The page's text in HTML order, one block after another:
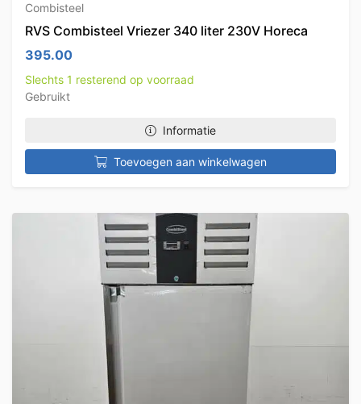
Combisteel
RVS Combisteel Vriezer 340 liter 230V Horeca
395.00
Slechts 1 resterend op voorraad
Gebruikt
Informatie
Toevoegen aan winkelwagen